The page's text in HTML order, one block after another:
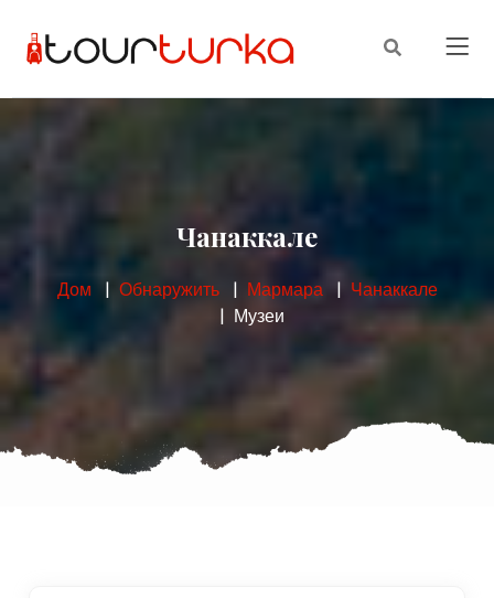
Чанаккале
Дом Обнаружить Мармара
Чанаккале
Музеи